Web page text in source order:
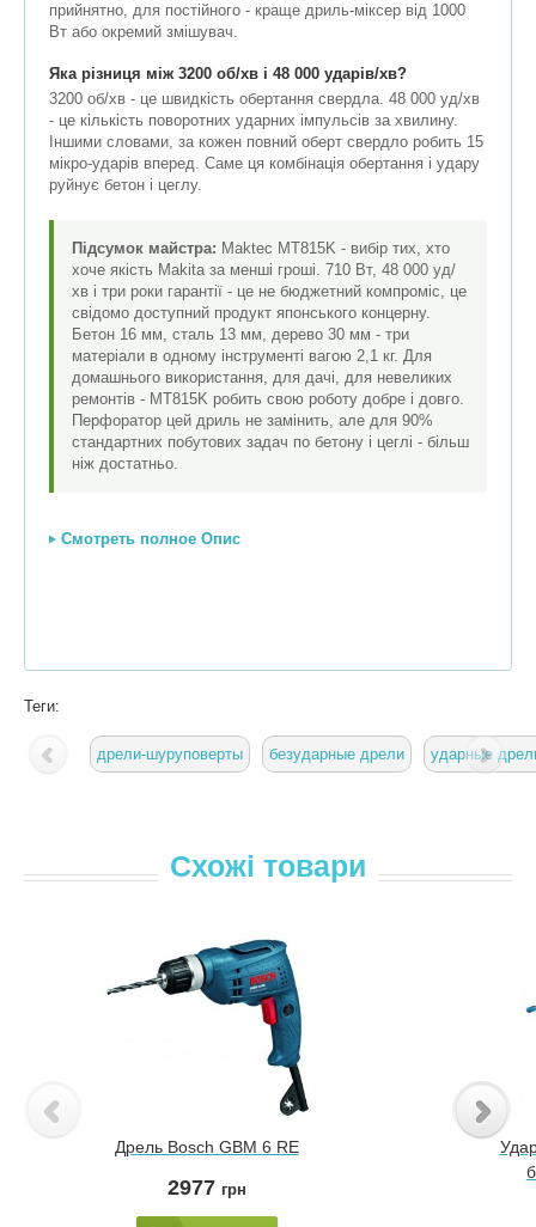
прийнятно, для постійного - краще дриль-міксер від 1000
Вт або окремий змішувач.
Яка різниця між 3200 об/хв і 48 000 ударів/хв?
3200 об/хв - це швидкість обертання свердла. 48 000 уд/хв
- це кількість поворотних ударних імпульсів за хвилину.
Іншими словами, за кожен повний оберт свердло робить 15
мікро-ударів вперед. Саме ця комбінація обертання і удару
руйнує бетон і цеглу.
Підсумок майстра: Maktec MT815K - вибір тих, хто
хоче якість Makita за менші гроші. 710 Вт, 48 000 уд/
хв і три роки гарантії - це не бюджетний компроміс, це
свідомо доступний продукт японського концерну.
Бетон 16 мм, сталь 13 мм, дерево 30 мм - три
матеріали в одному інструменті вагою 2,1 кг. Для
домашнього використання, для дачі, для невеликих
ремонтів - MT815K робить свою роботу добре і довго.
Перфоратор цей дриль не замінить, але для 90%
стандартних побутових задач по бетону і цеглі - більш
ніж достатньо.
Смотреть полное Опис
Теги:
дрели-шуруповерты безударные дрели ударные
Схожі товари
Дрель Bosch GBM 6 RE
2977 грн